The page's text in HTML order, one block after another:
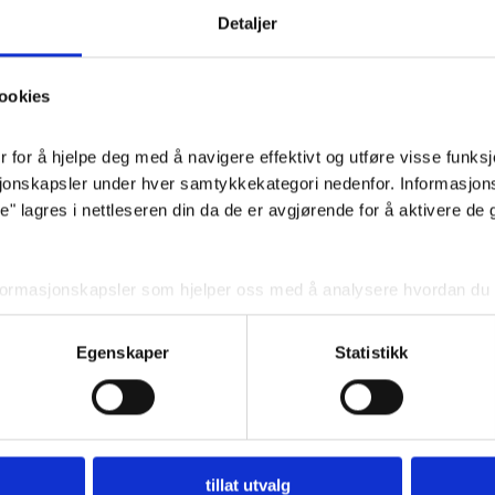
Detaljer
for å hjelpe deg med å navigere effektivt og utføre visse
under hver samtykkekategori nedenfor.
lagres i nettleseren din da de er avgjørende for å aktivere de
som hjelper oss med å analysere hvordan du
innhold og annonser som er relevante for deg. Disse
forhåndssamtykke.
noen eller alle disse informasjonskapslene, men
Egenskaper Statistikk
tillat utvalg
Elegant og
plasseres i
ved
flotte
Pris:
BEGRAVELSE
Planlegg begravelse